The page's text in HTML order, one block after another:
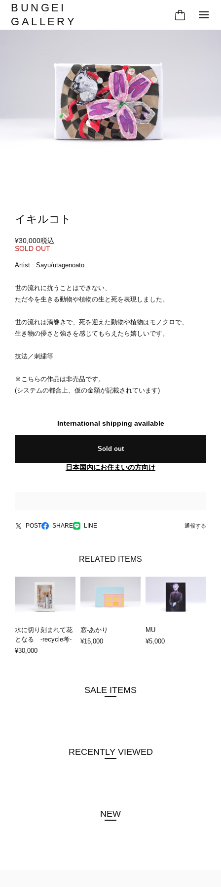
BUNGEI
GALLERY
イキルコト
¥30,000税込
SOLD OUT
Artist : Sayu/utagenoato
世の流れに抗うことはできない、
ただ今を生きる動物や植物の生と死を表現しました。
世の流れは渦巻きで、死を迎えた動物や植物はモノクロで、
生き物の儚さと強さを感じてもらえたら嬉しいです。
技法／刺繍等
※こちらの作品は非売品です。
(システムの都合上、仮の金額が記載されています)
International shipping available
Sold out
日本国内にお住まいの方向け
POST SHARE LINE 通報する
RELATED ITEMS
水に切り刻まれて花
となる -recycle考-
¥30,000
窓-あかり
¥15,000
MU
¥5,000
SALE ITEMS
RECENTLY VIEWED
NEW